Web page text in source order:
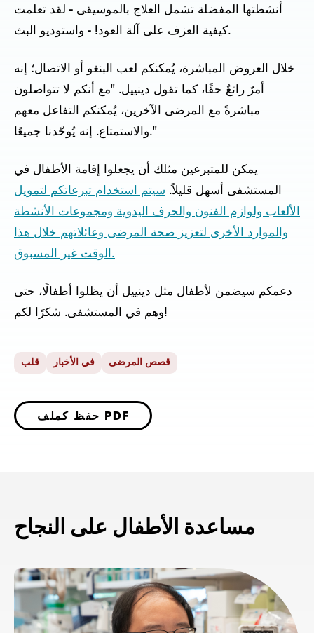
أنشطتها المفضلة تشمل العلاج بالموسيقى - لقد تعلمت
كيفية العزف على آلة العود! - واستوديو البث.
خلال العروض المباشرة، يُمكنكم لعب البنغو أو الاتصال؛ إنه
أمرٌ رائعٌ حقًا، كما تقول دينييل. "مع أنكم لا تتواصلون
مباشرةً مع المرضى الآخرين، يُمكنكم التفاعل معهم
والاستمتاع. إنه يُوحّدنا جميعًا."
يمكن للمتبرعين مثلك أن يجعلوا إقامة الأطفال في
المستشفى أسهل قليلاً. سيتم استخدام تبرعاتكم لتمويل
الألعاب ولوازم الفنون والحرف اليدوية ومجموعات الأنشطة
والموارد الأخرى لتعزيز صحة المرضى وعائلاتهم خلال هذا
الوقت غير المسبوق.
دعمكم سيضمن لأطفال مثل دينييل أن يظلوا أطفالًا، حتى
وهم في المستشفى. شكرًا لكم!
قلب في الأخبار قصص المرضى
حفظ كملف PDF
مساعدة الأطفال على النجاح